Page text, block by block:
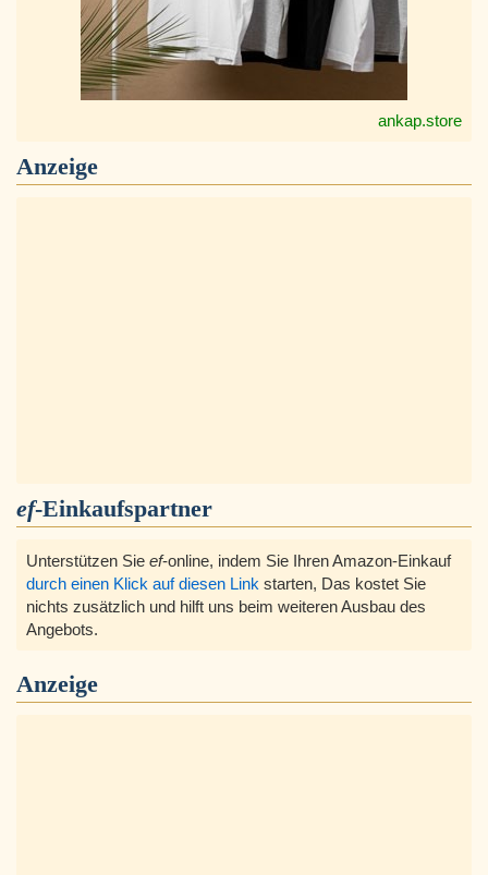
ankap.store
Anzeige
ef-Einkaufspartner
Unterstützen Sie ef-online, indem Sie Ihren Amazon-Einkauf
durch einen Klick auf diesen Link starten, Das kostet Sie
nichts zusätzlich und hilft uns beim weiteren Ausbau des
Angebots.
Anzeige